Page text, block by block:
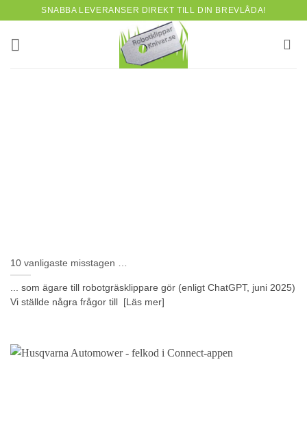
content
SNABBA LEVERANSER DIREKT TILL DIN BREVLÅDA!
10 vanligaste misstagen …
... som ägare till robotgräsklippare gör (enligt ChatGPT, juni 2025)
Vi ställde några frågor till [Läs mer]